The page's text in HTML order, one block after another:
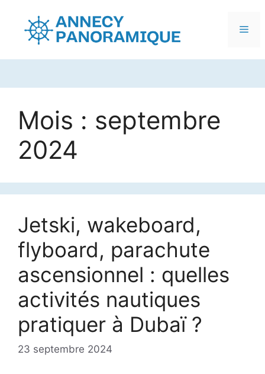
contenuMois : septembre
2024
Jetski, wakeboard,
flyboard, parachute
ascensionnel : quelles
activités nautiques
pratiquer à Dubaï ?
23 septembre 2024